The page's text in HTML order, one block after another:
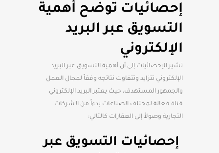
إحصائيات توضح أهمية
التسويق عبر البريد
الإلكتروني
تشير الإحصائيات إلى أن أهمية التسويق عبر البريد
الإلكتروني تتزايد وتتفاوت نتائجه وفقاً لمجال العمل
والجمهور المستهدف، حيث يعتبر البريد الإلكتروني
قناة فعالة لمختلف الصناعات بدءاً من الشركات
التجارية وصولاً إلى العقارات كالتالي:
إحصائيات التسويق عبر